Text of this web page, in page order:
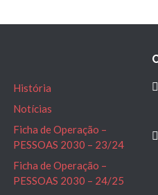
História
Notícias
Ficha de Operação –
PESSOAS 2030 – 23/24
Ficha de Operação –
PESSOAS 2030 – 24/25